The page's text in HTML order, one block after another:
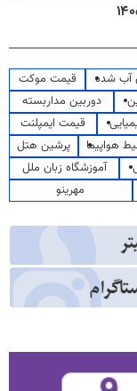
آب شده
قیمت موکت
دوربین مداربسته
قیمت ایمپلنت
هواپیما
پرشین هتل
آموزشگاه زبان ملل
مهرینو